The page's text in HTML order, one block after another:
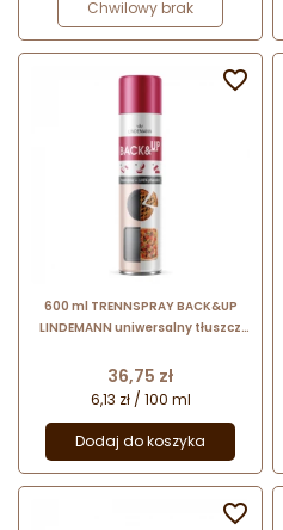
Chwilowy brak
600 ml TRENNSPRAY BACK&UP
LINDEMANN uniwersalny tłuszcz
Cena
36,75 zł
6,13 zł / 100 ml
Dodaj do koszyka

